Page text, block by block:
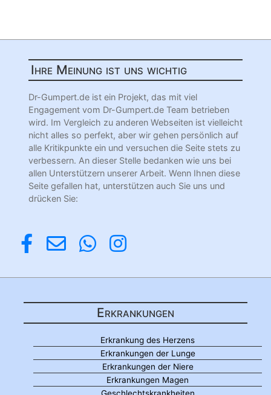
Ihre Meinung ist uns wichtig
Dr-Gumpert.de ist ein Projekt, das mit viel
Engagement vom Dr-Gumpert.de Team betrieben
wird. Im Vergleich zu anderen Webseiten ist vielleicht
nicht alles so perfekt, aber wir gehen persönlich auf
alle Kritikpunkte ein und versuchen die Seite stets zu
verbessern. An dieser Stelle bedanken wie uns bei
allen Unterstützern unserer Arbeit. Wenn Ihnen diese
Seite gefallen hat, unterstützen auch Sie uns und
drücken Sie:
Erkrankungen
Erkrankung des Herzens
Erkrankungen der Lunge
Erkrankungen der Niere
Erkrankungen Magen